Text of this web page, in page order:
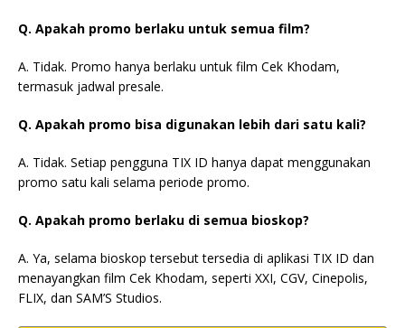
Q. Apakah promo berlaku untuk semua film?
A. Tidak. Promo hanya berlaku untuk film Cek Khodam,
termasuk jadwal presale.
Q. Apakah promo bisa digunakan lebih dari satu kali?
A. Tidak. Setiap pengguna TIX ID hanya dapat menggunakan
promo satu kali selama periode promo.
Q. Apakah promo berlaku di semua bioskop?
A. Ya, selama bioskop tersebut tersedia di aplikasi TIX ID dan
menayangkan film Cek Khodam, seperti XXI, CGV, Cinepolis,
FLIX, dan SAM’S Studios.